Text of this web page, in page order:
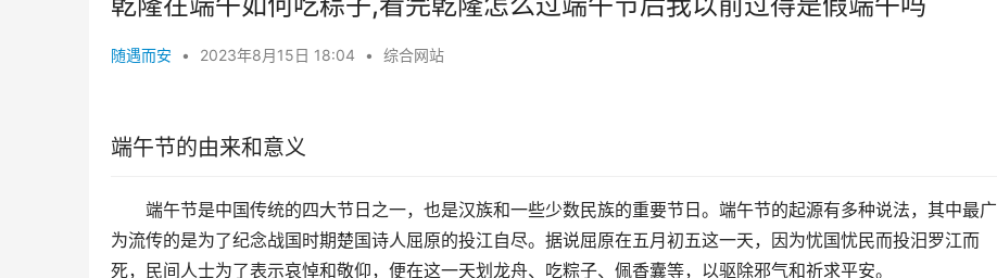
随遇而安 • 2023年8月15日 18:04 • 综合网站
端午节的由来和意义
端午节是中国传统的四大节日之一，也是汉族和一些少数民族的重要节日。端午节的起源有多种说法，其中最广
为流传的是为了纪念战国时期楚国诗人屈原的投江自尽。据说屈原在五月初五这一天，因为忧国忧民而投汨罗江而
死，民间人士为了表示哀悼和敬仰，便在这一天划龙舟、吃粽子、佩香囊等，以驱除邪气和祈求平安。